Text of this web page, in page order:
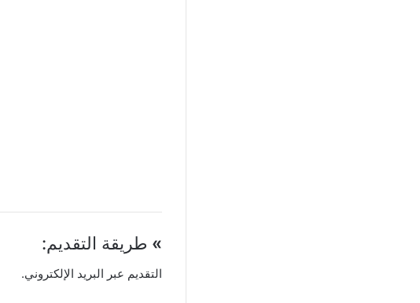
» طريقة التقديم:
التقديم عبر البريد الإلكتروني.